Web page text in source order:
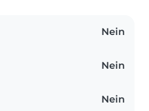
Nein
Nein
Nein